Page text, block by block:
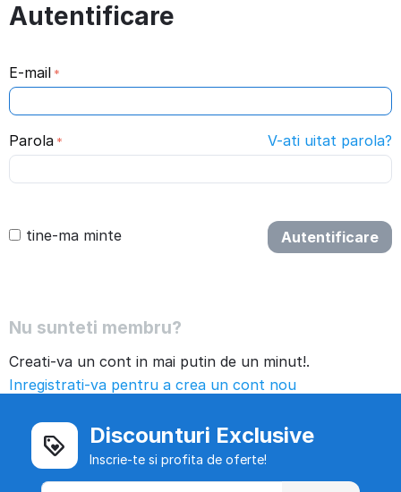
Autentificare
E-mail
Parola V-ati uitat parola?
Autentificare
tine-ma minte
Nu sunteti membru?
Creati-va un cont in mai putin de un minut!.
Inregistrati-va pentru a crea un cont nou
Discounturi Exclusive
Inscrie-te si profita de oferte!